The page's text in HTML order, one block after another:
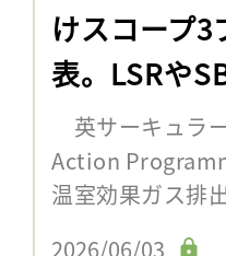
けスコープ
表。LSRや
英サーキュラ
Action
温室効果ガス排
2026/06/03